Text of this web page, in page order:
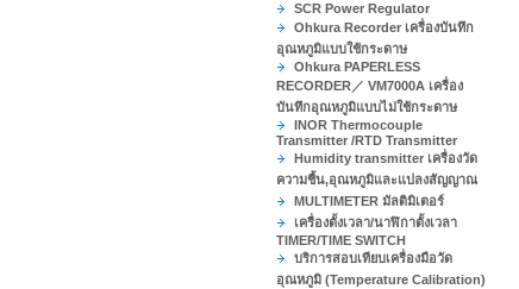
SCR Power Regulator
Ohkura Recorder เครื่องบันทึก
อุณหภูมิแบบใช้กระดาษ
Ohkura PAPERLESS
RECORDER／ VM7000A เครื่อง
บันทึกอุณหภูมิแบบไม่ใช้กระดาษ
INOR Thermocouple
Transmitter /RTD Transmitter
Humidity transmitter เครื่องวัด
ความชื้น,อุณหภูมิและแปลงสัญญาณ
MULTIMETER มัลติมิเตอร์
เครื่องตั้งเวลา/นาฬิกาตั้งเวลา
TIMER/TIME SWITCH
บริการสอบเทียบเครื่องมือวัด
อุณหภูมิ (Temperature Calibration)